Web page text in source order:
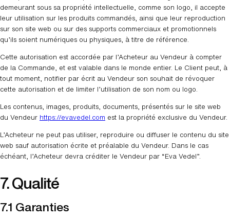
demeurant sous sa propriété intellectuelle, comme son logo, il accepte
leur utilisation sur les produits commandés, ainsi que leur reproduction
sur son site web ou sur des supports commerciaux et promotionnels
qu’ils soient numériques ou physiques, à titre de référence.
Cette autorisation est accordée par l’Acheteur au Vendeur à compter
de la Commande, et est valable dans le monde entier. Le Client peut, à
tout moment, notifier par écrit au Vendeur son souhait de révoquer
cette autorisation et de limiter l’utilisation de son nom ou logo.
Les contenus, images, produits, documents, présentés sur le site web
du Vendeur https://evavedel.com est la propriété exclusive du Vendeur.
L’Acheteur ne peut pas utiliser, reproduire ou diffuser le contenu du site
web sauf autorisation écrite et préalable du Vendeur. Dans le cas
échéant, l’Acheteur devra créditer le Vendeur par “Eva Vedel”.
7. Qualité
7.1 Garanties